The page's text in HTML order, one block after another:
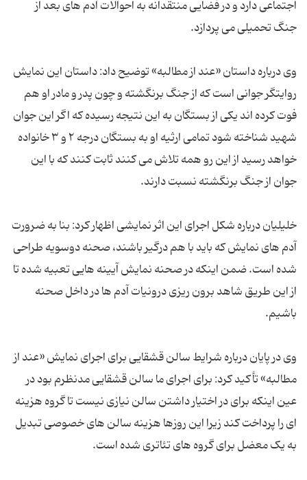
اجتماعی دارد و در فضایی منتقدانه به احوالات آدم های بعد از
جنگ تحمیلی می پردازد.
وی درباره داستان «عند از مطالبه» توضیح داد: داستان این نمایش
روایتگر جوانی است که از جنگ برنگشته و چون پدر و مادر او هم
فوت کرده اند یکی از بستگان به این نتیجه رسیده که اگر این جوان
شهید شناخته شود تمامی ارثیه او به بستگان درجه ۲ و ۳ خانواده
خواهد رسید از این رو همه تلاش می کنند ثابت کنند که با این
جوان از جنگ برنگشته نسبت دارند.
خلیلیان درباره شکل اجرای این اثر نمایشی اظهار کرد: بنا به ضرورت
آدم های نمایش که باید با هم درگیر باشند، صحنه دوسویه طراحی
شده است. ضمن اینکه در صحنه نمایش آیینه هایی تعبیه شده تا
از این طریق شاهد برون ریزی درونیات آدم ها در داخل صحنه
باشیم.
وی در پایان درباره شرایط سالن قشقایی برای اجرای نمایش «عند از
مطالبه» تأکید کرد: برای اجرای ما سالن قشقایی مدنظرم بود در
عین اینکه برای در اختیار داشتن سالن نیازی نیست تا گروه هزینه
ای را پرداخت کند زیرا این روزها هزینه سالن های خصوصی تبدیل
به یک معضل برای گروه های تئاتری شده است.